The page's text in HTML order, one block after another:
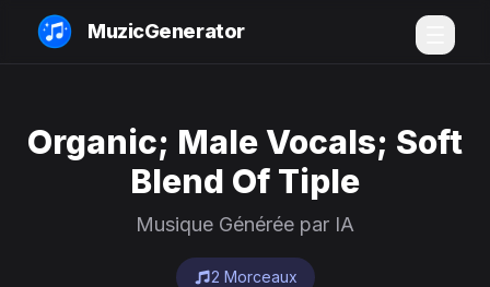
MuzicGenerator
Organic; Male Vocals; Soft
Blend Of Tiple
Musique Générée par IA
2 Morceaux